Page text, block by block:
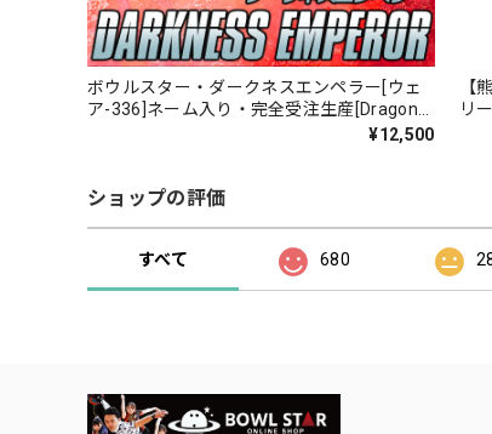
ボウルスター・ダークネスエンペラー[ウェ
ア-336]ネーム入り・完全受注生産[Dragon
¥12,500
【
リ
ショップの評価
すべて 680